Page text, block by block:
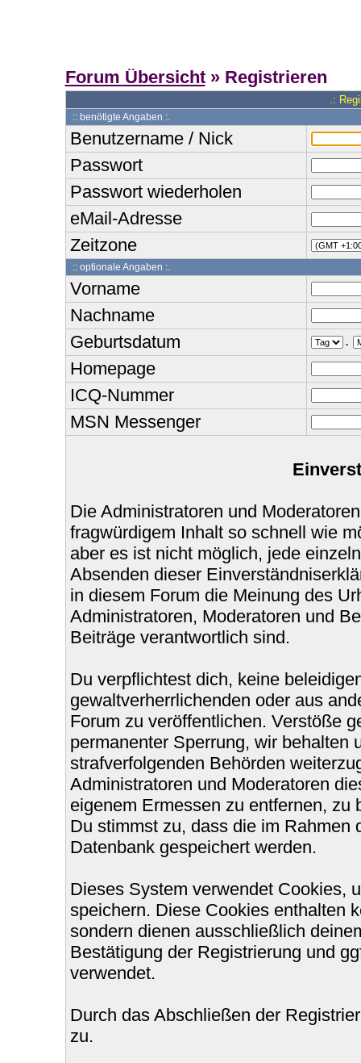
Forum Übersicht» Registrieren
.:
:: benötigte Angaben :.
Benutzername / Nick
Passwort
Passwort wiederholen
eMail-Adresse
Zeitzone
:: optionale Angaben :.
Vorname
Nachname
Geburtsdatum
.
Homepage
ICQ-Nummer
MSN Messenger
Die Administratoren und
fragwürdigem Inhalt so schnell wie
aber es ist nicht möglich, jede
Absenden dieser
in diesem Forum die Meinung des
Administratoren, Moderatoren und
Beiträge verantwortlich sind.
Du verpflichtest dich, keine
gewaltverherrlichenden oder aus
Forum zu veröffentlichen. Verstöße
permanenter Sperrung, wir behalten
strafverfolgenden Behörden
Administratoren und Moderatoren
eigenem Ermessen zu entfernen, zu
Du stimmst zu, dass die im Rahmen
Datenbank gespeichert werden.
Dieses System verwendet Cookies,
speichern. Diese Cookies enthalten
sondern dienen ausschließlich
Bestätigung der Registrierung und
verwendet.
Durch das Abschließen der
zu.